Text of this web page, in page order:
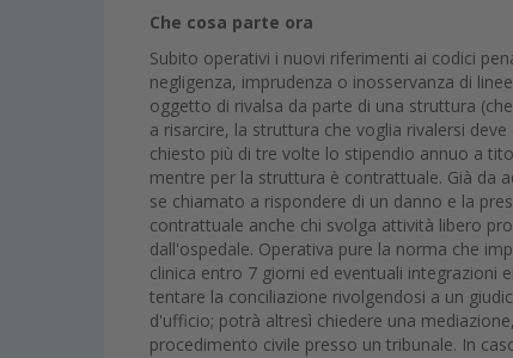
Che cosa parte ora
Subito operativi i nuovi riferimenti ai codici
negligenza, imprudenza o inosservanza di
oggetto di rivalsa da parte di una struttura
a risarcire, la struttura che voglia rivalersi
chiesto più di tre volte lo stipendio annuo a
mentre per la struttura è contrattuale. Già da
se chiamato a rispondere di un danno e la
contrattuale anche chi svolga attività libero
dall'ospedale. Operativa pure la norma che
clinica entro 7 giorni ed eventuali integrazioni
tentare la conciliazione rivolgendosi a un
d'ufficio; potrà altresì chiedere una
procedimento civile presso un tribunale. In